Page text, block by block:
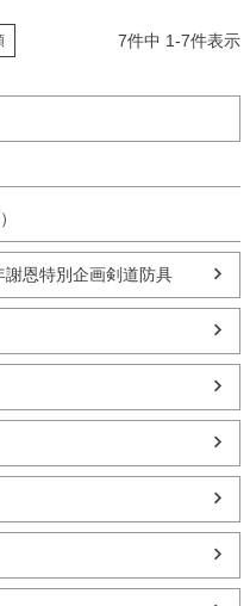
7件中 1-7件表示
恩特別企画剣道防具